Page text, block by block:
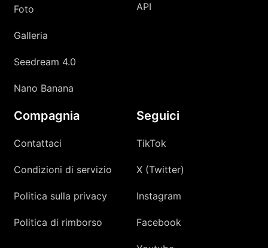
Foto
Galleria
Seedream 4.0
Nano Banana
API
Compagnia
Contattaci
Condizioni di servizio
Politica sulla privacy
Politica di rimborso
Seguici
TikTok
X (Twitter)
Instagram
Facebook